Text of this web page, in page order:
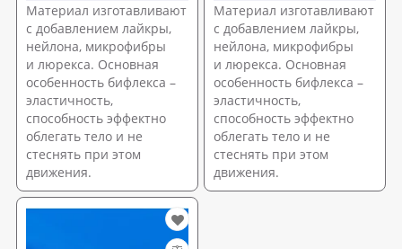
Материал изготавливают
с добавлением лайкры,
нейлона, микрофибры
и люрекса. Основная
особенность бифлекса –
эластичность,
способность эффектно
облегать тело и не
стеснять при этом
движения.
Материал изготавливают
с добавлением лайкры,
нейлона, микрофибры
и люрекса. Основная
особенность бифлекса –
эластичность,
способность эффектно
облегать тело и не
стеснять при этом
движения.